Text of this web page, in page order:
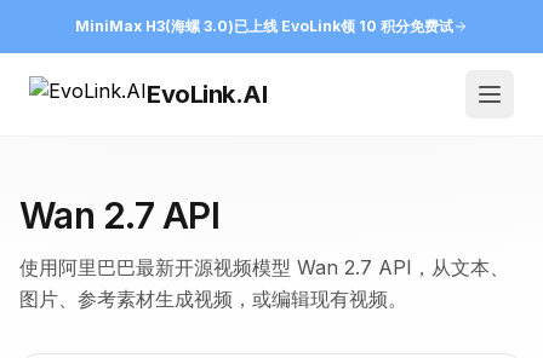
MiniMax H3(海螺 3.0)已上线 EvoLink领 10 积分免费试
EvoLink.AI
Wan 2.7 API
使用阿里巴巴最新开源视频模型 Wan 2.7 API，从文本、
图片、参考素材生成视频，或编辑现有视频。